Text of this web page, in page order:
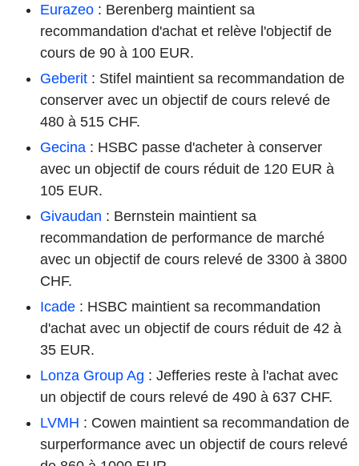
Eurazeo : Berenberg maintient sa
recommandation d'achat et relève l'objectif de
cours de 90 à 100 EUR.
Geberit : Stifel maintient sa recommandation de
conserver avec un objectif de cours relevé de
480 à 515 CHF.
Gecina : HSBC passe d'acheter à conserver
avec un objectif de cours réduit de 120 EUR à
105 EUR.
Givaudan : Bernstein maintient sa
recommandation de performance de marché
avec un objectif de cours relevé de 3300 à 3800
CHF.
Icade : HSBC maintient sa recommandation
d'achat avec un objectif de cours réduit de 42 à
35 EUR.
Lonza Group Ag : Jefferies reste à l'achat avec
un objectif de cours relevé de 490 à 637 CHF.
LVMH : Cowen maintient sa recommandation de
surperformance avec un objectif de cours relevé